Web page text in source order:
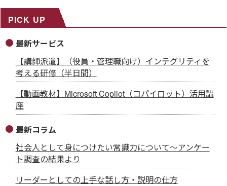
PICK UP
最新サービス
【講師派遣】（役員・管理職向け）インテグリティを
考える研修（半日間）
【動画教材】Microsoft Copilot（コパイロット）活用講
座
最新コラム
社会人として身につけたい常識力について～アンケー
ト調査の結果より
リーダーとしての上手な話し方・説明の仕方